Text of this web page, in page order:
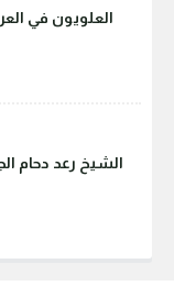
العلويون في
الشيخ رعد دحام